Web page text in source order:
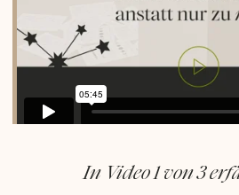
In Video 1 von 3